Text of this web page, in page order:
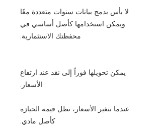
لا بأس بدمج بيانات سنوات متعددة معًا
ويمكن استخدامها كأصل أساسي في
محفظتك الاستثمارية.
يمكن تحويلها فوراً إلى نقد عند ارتفاع
الأسعار.
عندما تتغير الأسعار، تظل قيمة الحيازة
كأصل مادي.